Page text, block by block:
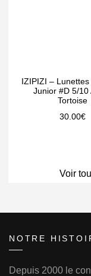
IZIPIZI –
Junior #D 5/10
Tortoise
30.00€
Voir
NOTRE
Depuis 2000 le